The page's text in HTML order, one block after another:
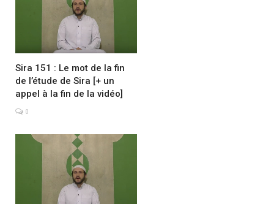
Sira 151 : Le mot de la fin
de l’étude de Sira [+ un
appel à la fin de la vidéo]
0